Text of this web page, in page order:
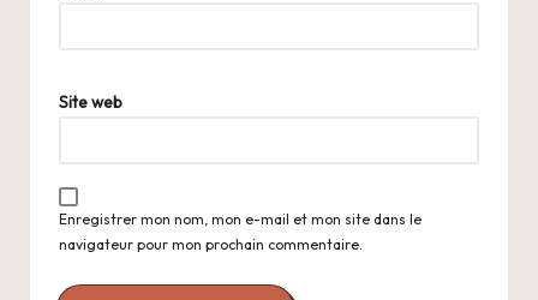
Site web
Enregistrer mon nom, mon e-mail et mon site dans le
navigateur pour mon prochain commentaire.